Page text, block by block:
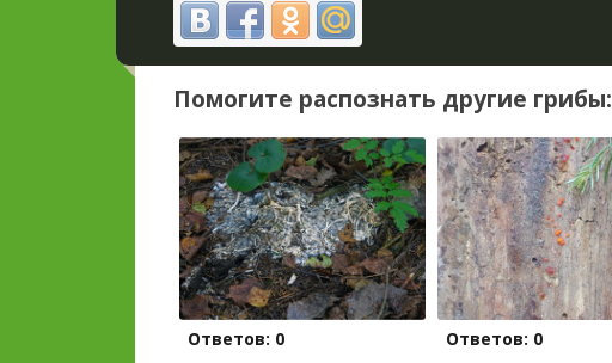
Помогите распознать другие грибы:
Ответов: 0 Ответов: 0